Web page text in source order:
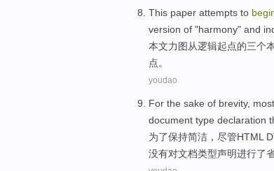
This paper attempts to
version of "harmony" and
本文力图从逻辑起点的三个
点。
youdao
For the sake of brevity, most
document type declaration
为了保持简洁 ，尽管HTML
没有对文档类型声明进行了省